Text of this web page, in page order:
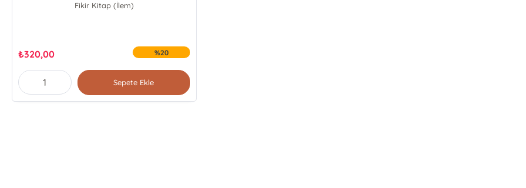
Halil Ortakcı
Fikir Kitap (İlem)
₺320,00 %20
Sepete Ekle